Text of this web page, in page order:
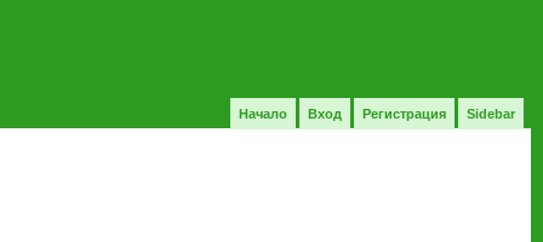
Начало Вход Регистрация Sidebar